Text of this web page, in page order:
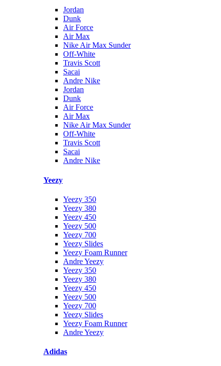
Jordan
Dunk
Air Force
Air Max
Nike Air Max Sunder
Off-White
Travis Scott
Sacai
Andre Nike
Jordan
Dunk
Air Force
Air Max
Nike Air Max Sunder
Off-White
Travis Scott
Sacai
Andre Nike
Yeezy
Yeezy 350
Yeezy 380
Yeezy 450
Yeezy 500
Yeezy 700
Yeezy Slides
Yeezy Foam Runner
Andre Yeezy
Yeezy 350
Yeezy 380
Yeezy 450
Yeezy 500
Yeezy 700
Yeezy Slides
Yeezy Foam Runner
Andre Yeezy
Adidas